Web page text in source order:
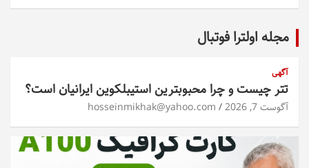
مجله اولترا فوتبال
آگهی
تتر چیست و چرا محبوبترین استیبلکوین ایرانیان است؟
آگوست 7, 2026 hosseinmikhak@yahoo.com